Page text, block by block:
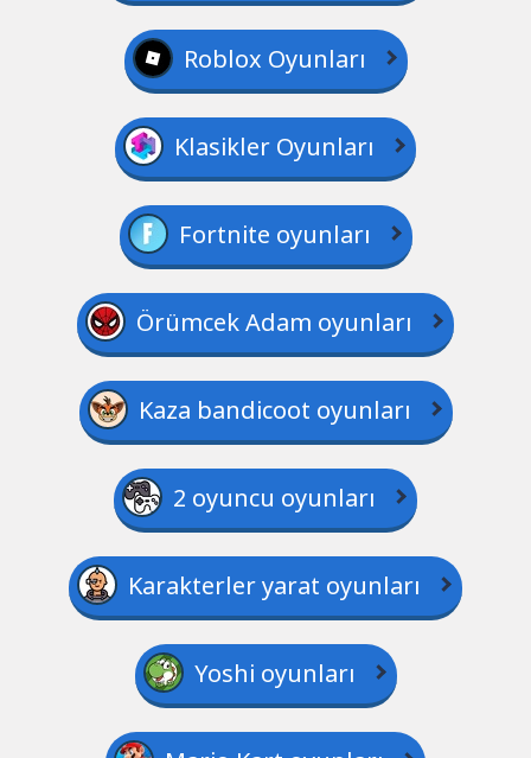
Roblox Oyunları
Klasikler Oyunları
Fortnite oyunları
Örümcek Adam oyunları
Kaza bandicoot oyunları
2 oyuncu oyunları
Karakterler yarat oyunları
Yoshi oyunları